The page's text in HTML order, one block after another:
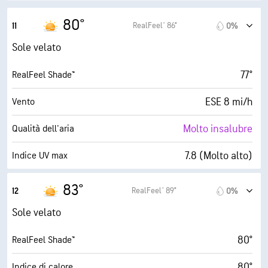
Strato di nuvole 30000 ft
11 80° RealFeel® 86° 0%
Sole velato
RealFeel Shade™ 77°
Vento ESE 8 mi/h
Qualità dell'aria Molto insalubre
Indice UV max 7.8 (Molto alto)
Umidità
Punto di rugiada 35° F
AccuLumen Brightness Index™ 10 (Molto luminoso)
12 83° RealFeel® 89° 0%
Sole velato
RealFeel Shade™ 80°